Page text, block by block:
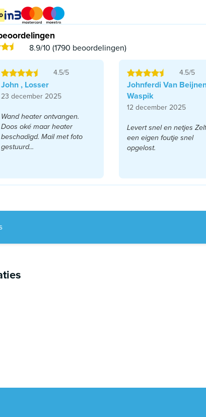
8.9/10 (1790 beoordelingen)
4.5/5
John , Losser
23 december 2025
Wand heater ontvangen.
Doos oké maar heater
beschadigd. Mail met foto
gestuurd...
4.5/5
Johnferdi Van
Waspik
12 december 2025
Levert snel en netjes
een eigen foutje snel
opgelost.